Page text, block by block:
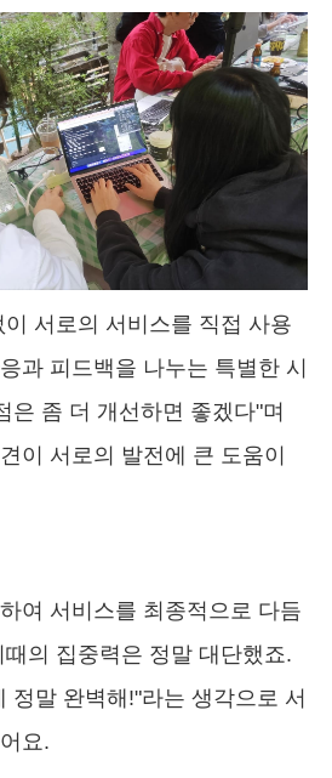
서로의 서비스를 직접 사용
과 피드백을 나누는 특별한 시
은 좀 더 개선하면 좋겠다"며
이 서로의 발전에 큰 도움이
여 서비스를 최종적으로 다듬
의 집중력은 정말 대단했죠.
정말 완벽해!"라는 생각으로 서
요.